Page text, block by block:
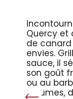
LE
Quercy et
de
envies.
sauce, il
son goût
ou au
légumes,